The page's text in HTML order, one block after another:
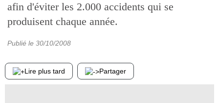
afin d'éviter les 2.000 accidents qui se
produisent chaque année.
Publié le 30/10/2008
Lire plus tard Partager